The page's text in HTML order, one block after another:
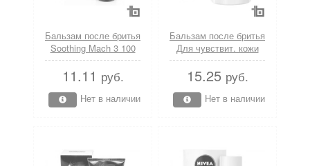
Бальзам после бритья
Soothing Mach 3 100
мл Gillette
11.11 руб.
Нет в наличии
Бальзам после бритья
Для чувствит. кожи
100 мл Nivea
15.25 руб.
Нет в наличии